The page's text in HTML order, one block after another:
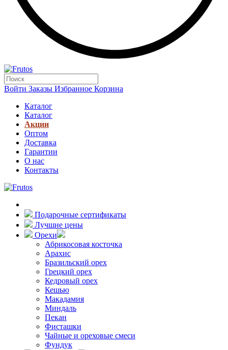
Войти Заказы Избранное Корзина
Каталог
Каталог
Акции
Оптом
Доставка
Гарантии
О нас
Контакты
Подарочные сертификаты
Лучшие цены
Орехи
Абрикосовая косточка
Арахис
Бразильский орех
Грецкий орех
Кедровый орех
Кешью
Макадамия
Миндаль
Пекан
Фисташки
Чайные и ореховые смеси
Фундук